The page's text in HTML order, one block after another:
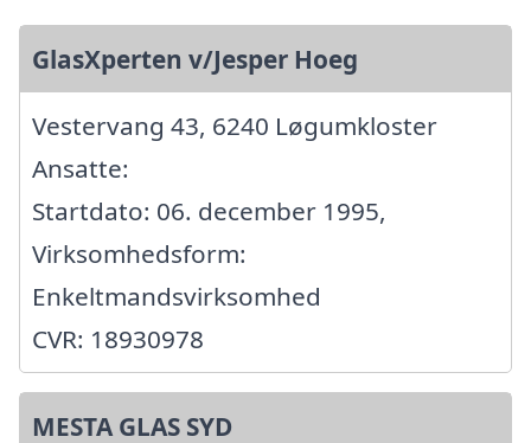
GlasXperten v/Jesper Hoeg
Vestervang 43, 6240 Løgumkloster
Ansatte:
Startdato: 06. december 1995,
Virksomhedsform:
Enkeltmandsvirksomhed
CVR: 18930978
MESTA GLAS SYD